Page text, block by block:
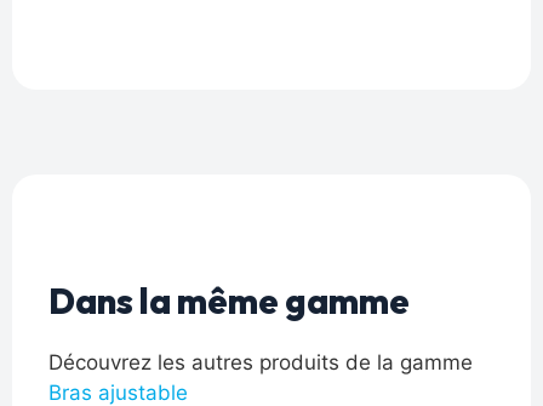
Dans la même gamme
Découvrez les autres produits de la gamme
Bras ajustable